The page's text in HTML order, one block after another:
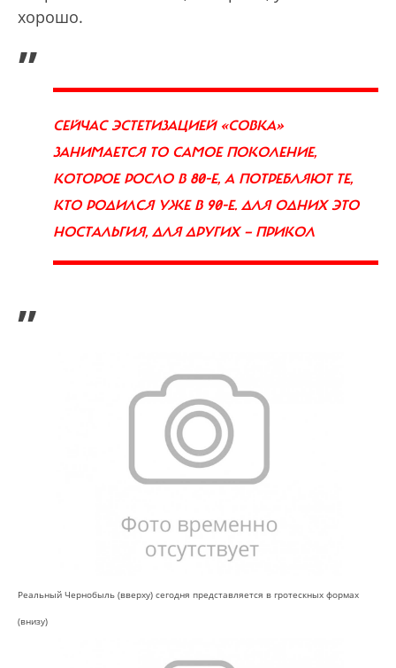
хорошо.
„
СЕЙЧАС ЭСТЕТИЗАЦИЕЙ «СОВКА»
ЗАНИМАЕТСЯ ТО САМОЕ ПОКОЛЕНИЕ,
КОТОРОЕ РОСЛО В 80-Е, А ПОТРЕБЛЯЮТ ТЕ,
КТО РОДИЛСЯ УЖЕ В 90-Е. ДЛЯ ОДНИХ ЭТО
НОСТАЛЬГИЯ, ДЛЯ ДРУГИХ — ПРИКОЛ
”
Реальный Чернобыль (вверху) сегодня представляется в гротескных формах
(внизу)